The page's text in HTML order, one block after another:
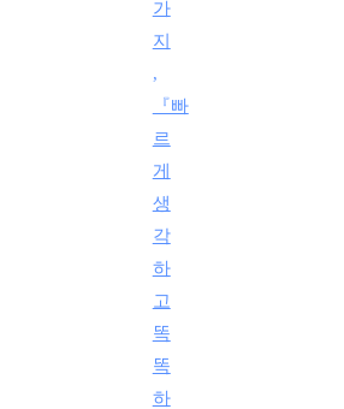
가
지
,
『빠
르
게
생
각
하
고
똑
똑
하